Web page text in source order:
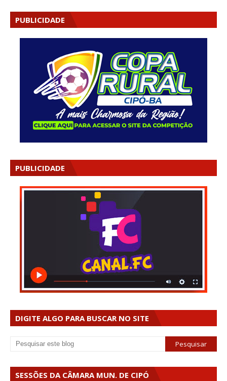
PUBLICIDADE
PUBLICIDADE
DIGITE ALGO PARA BUSCAR NO SITE
SESSÕES DA CÂMARA MUN. DE CIPÓ